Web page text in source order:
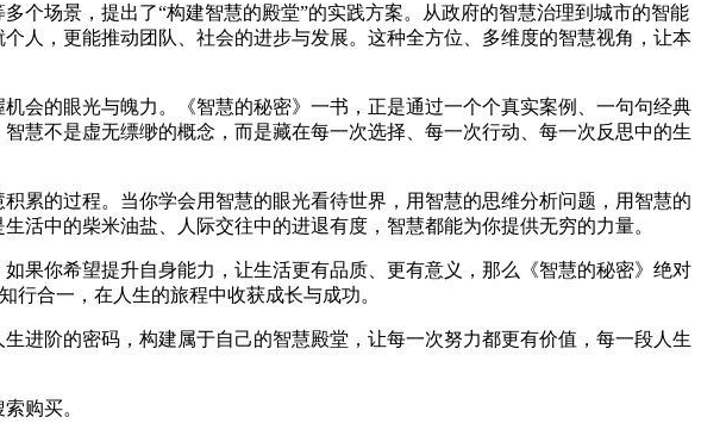
个场景，提出了“构建智慧的殿堂”的实践方案。从政府的智慧治理到城市的智能
人，更能推动团队、社会的进步与发展。这种全方位、多维度的智慧视角，让本
会的眼光与魄力。《智慧的秘密》一书，正是通过一个个真实案例、一句句经典
慧不是虚无缥缈的概念，而是藏在每一次选择、每一次行动、每一次反思中的生
累的过程。当你学会用智慧的眼光看待世界，用智慧的思维分析问题，用智慧的
活中的柴米油盐、人际交往中的进退有度，智慧都能为你提供无穷的力量。
果你希望提升自身能力，让生活更有品质、更有意义，那么《智慧的秘密》绝对
行合一，在人生的旅程中收获成长与成功。
进阶的密码，构建属于自己的智慧殿堂，让每一次努力都更有价值，每一段人生
购买。